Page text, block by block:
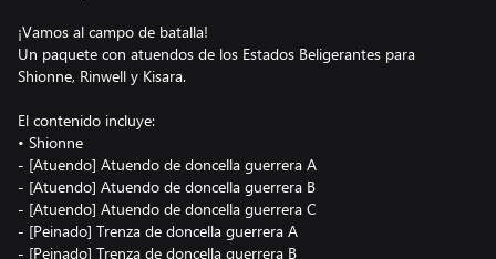
¡Vamos al campo de batalla!
Un paquete con atuendos de los Estados Beligerantes para
Shionne, Rinwell y Kisara.
El contenido incluye:
• Shionne
- [Atuendo] Atuendo de doncella guerrera A
- [Atuendo] Atuendo de doncella guerrera B
- [Atuendo] Atuendo de doncella guerrera C
- [Peinado] Trenza de doncella guerrera A
- [Peinado] Trenza de doncella guerrera B